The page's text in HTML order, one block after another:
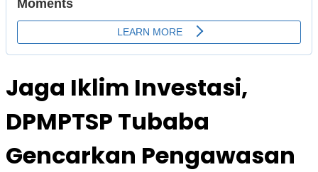
Jaga Iklim Investasi,
DPMPTSP Tubaba
Gencarkan Pengawasan